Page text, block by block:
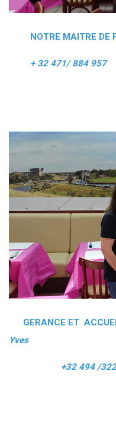
NOTRE MAITRE DE
+ 32 471/ 884 957
GERANCE ET
Yves
+32 494 /322